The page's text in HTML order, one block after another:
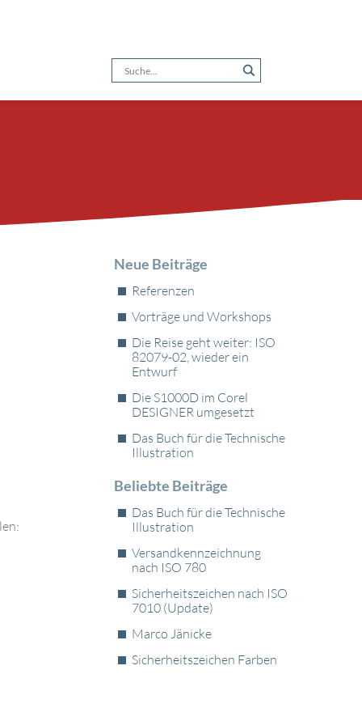
Neue­ Beiträge
Referenzen
Vorträge und Workshops
Die Reise geht weiter: ISO
82079-02, wieder ein
Entwurf
Die S1000D im Corel
DESIGNER umgesetzt
Das Buch für die Technische
Illustration
Beliebte Beiträge
Das Buch für die Technische
Illustration
Versandkennzeichnung
nach ISO 780
Sicherheitszeichen nach ISO
7010 (Update)
Marco Jänicke
Sicherheitszeichen Farben